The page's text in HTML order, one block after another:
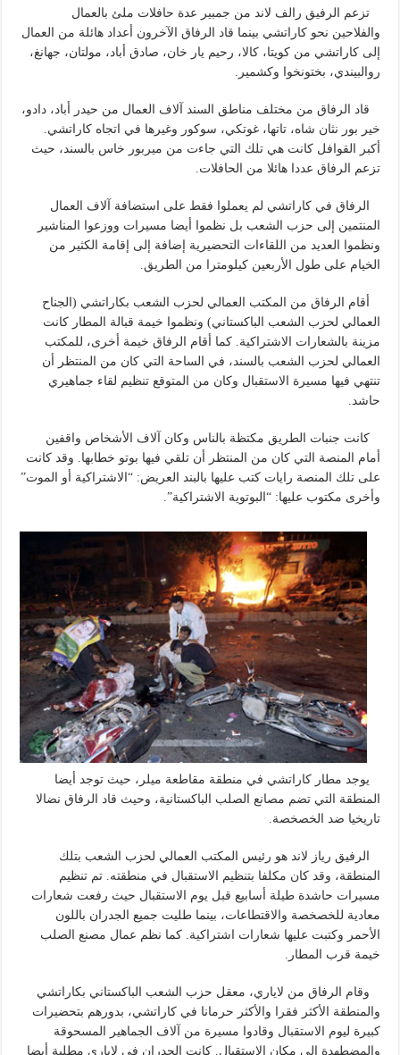
تزعم الرفيق رالف لاند من جمبير عدة حافلات ملئ بالعمال
والفلاحين نحو كاراتشي بينما قاد الرفاق الآخرون أعداد هائلة من العمال
إلى كاراتشي من كويتا، كالا، رحيم يار خان، صادق أباد، مولتان، جهانغ،
روالبيندي، بختونخوا وكشمير.
قاد الرفاق من مختلف مناطق السند آلاف العمال من حيدر أباد، دادو،
خير بور نثان شاه، تاتها، غوتكي، سوكور وغيرها في اتجاه كاراتشي.
أكبر القوافل كانت هي تلك التي جاءت من ميربور خاس بالسند، حيث
تزعم الرفاق عددا هائلا من الحافلات.
الرفاق في كاراتشي لم يعملوا فقط على استضافة آلاف العمال
المنتمين إلى حزب الشعب بل نظموا أيضا مسيرات ووزعوا المناشير
ونظموا العديد من اللقاءات التحضيرية إضافة إلى إقامة الكثير من
الخيام على طول الأربعين كيلومترا من الطريق.
أقام الرفاق من المكتب العمالي لحزب الشعب بكاراتشي (الجناح
العمالي لحزب الشعب الباكستاني) ونظموا خيمة قبالة المطار كانت
مزينة بالشعارات الاشتراكية. كما أقام الرفاق خيمة أخرى، للمكتب
العمالي لحزب الشعب بالسند، في الساحة التي كان من المنتظر أن
تنتهي فيها مسيرة الاستقبال وكان من المتوقع تنظيم لقاء جماهيري
حاشد.
كانت جنبات الطريق مكتظة بالناس وكان آلاف الأشخاص واقفين
أمام المنصة التي كان من المنتظر أن تلقي فيها بوتو خطابها. وقد كانت
على تلك المنصة رايات كتب عليها بالبند العريض: “الاشتراكية أو الموت”
وأخرى مكتوب عليها: “البوتوية الاشتراكية”.
يوجد مطار كاراتشي في منطقة مقاطعة ميلر، حيث توجد أيضا
المنطقة التي تضم مصانع الصلب الباكستانية، وحيث قاد الرفاق نضالا
تاريخيا ضد الخصخصة.
الرفيق رياز لاند هو رئيس المكتب العمالي لحزب الشعب بتلك
المنطقة، وقد كان مكلفا بتنظيم الاستقبال في منطقته. تم تنظيم
مسيرات حاشدة طيلة أسابيع قبل يوم الاستقبال حيث رفعت شعارات
معادية للخصخصة والاقتطاعات، بينما طليت جميع الجدران باللون
الأحمر وكتبت عليها شعارات اشتراكية. كما نظم عمال مصنع الصلب
خيمة قرب المطار.
وقام الرفاق من لاياري، معقل حزب الشعب الباكستاني بكاراتشي
والمنطقة الأكثر فقرا والأكثر حرمانا في كاراتشي، بدورهم بتحضيرات
كبيرة ليوم الاستقبال وقادوا مسيرة من آلاف الجماهير المسحوقة
والمضطهدة إلى مكان الاستقبال. كانت الجدران في لاياري مطلية أيضا